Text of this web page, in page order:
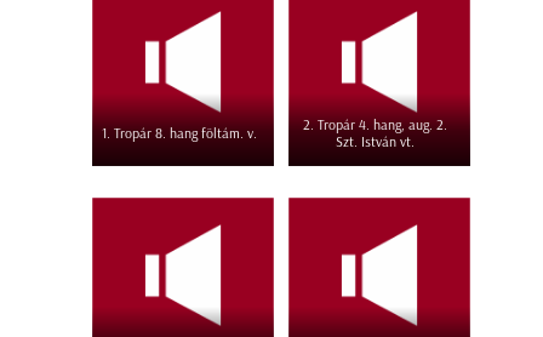
1. Tropár 8. hang föltám. v.
2. Tropár 4. hang, aug. 2.
Szt. István vt.